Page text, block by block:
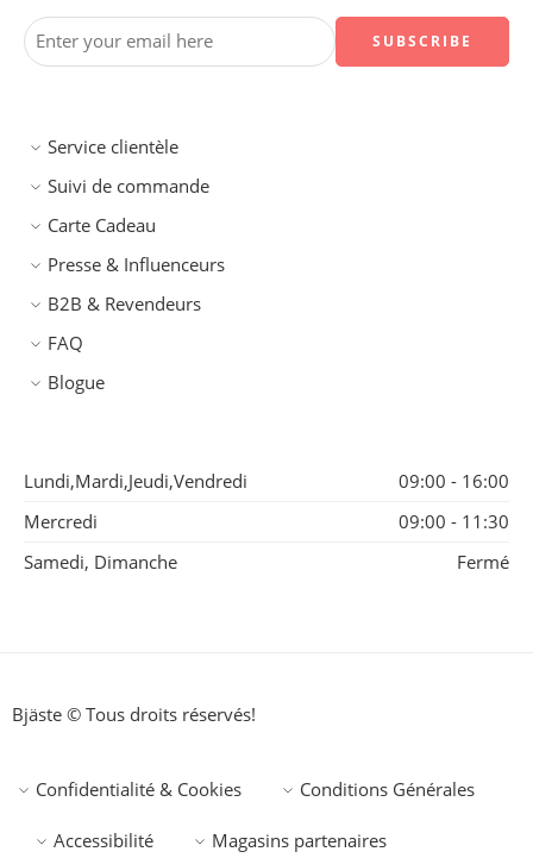
Service clientèle
Suivi de commande
Carte Cadeau
Presse & Influenceurs
B2B & Revendeurs
FAQ
Blogue
Lundi,Mardi,Jeudi,Vendredi
09:00 - 16:00
Mercredi
09:00 - 11:30
Samedi, Dimanche
Fermé
Bjäste © Tous droits réservés!
Confidentialité & Cookies Conditions Générales
Accessibilité Magasins partenaires